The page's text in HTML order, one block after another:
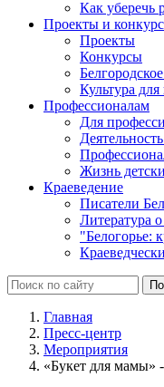
Как уберечь
Проекты и
Проекты
Конкурсы
Культура
Профессионалам
Для
Жизнь
Краеведение
Писатели
Литература
"Белогорье:
Главная
Пресс-центр
Мероприятия
«Букет для мамы»